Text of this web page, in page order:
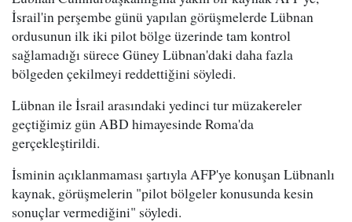
İsrail'in perşembe günü yapılan görüşmelerde Lübnan
ordusunun ilk iki pilot bölge üzerinde tam kontrol
sağlamadığı sürece Güney Lübnan'daki daha fazla
bölgeden çekilmeyi reddettiğini söyledi.
Lübnan ile İsrail arasındaki yedinci tur müzakereler
geçtiğimiz gün ABD himayesinde Roma'da
gerçekleştirildi.
İsminin açıklanmaması şartıyla AFP'ye konuşan Lübnanlı
kaynak, görüşmelerin "pilot bölgeler konusunda kesin
sonuçlar vermediğini" söyledi.